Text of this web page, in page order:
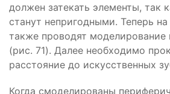
должен затекать элементы, так
станут непригодными. Теперь
также проводят моделирование
(рис. 71). Далее необходимо
расстояние до искусственных
Когда смоделированы